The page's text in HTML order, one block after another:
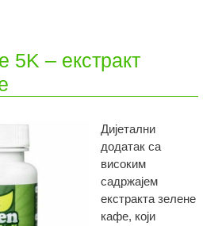
5K – екстракт
Дијетални
додатак са
високим
садржајем
екстракта зелене
кафе, који